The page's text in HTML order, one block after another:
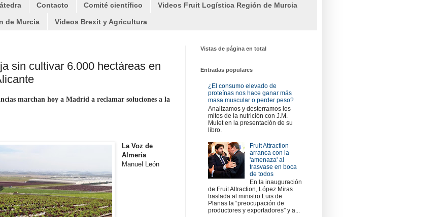
Contacto Comité científico Videos Fruit Logística Región de Murcia
de Murcia Videos Brexit y Agricultura
sin cultivar 6.000 hectáreas en
marchan hoy a Madrid a reclamar soluciones a la
La Voz de
Almería
Manuel León
Vistas de página en total
Entradas populares
¿El consumo elevado de
proteínas nos hace ganar más
masa muscular o perder peso?
Analizamos y desterramos los
mitos de la nutrición con J.M.
Mulet en la presentación de su
libro.
Fruit Attraction
arranca con la
'amenaza' al
trasvase en boca
de todos
En la inauguración
de Fruit Attraction, López Miras
traslada al ministro Luis de
Planas la “preocupación de
productores y exportadores” y a...